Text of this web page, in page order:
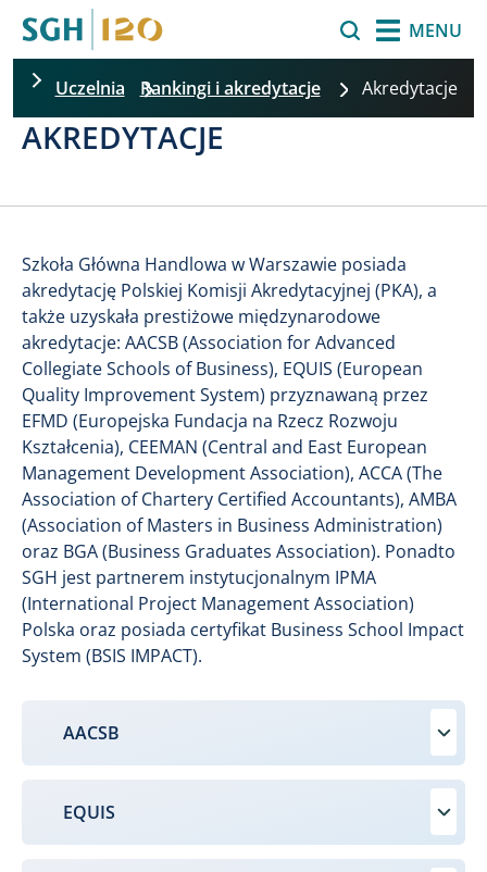
MENU
Uczelnia Rankingi i akredytacje Akredytacje
AKREDYTACJE
Szkoła Główna Handlowa w Warszawie posiada
akredytację Polskiej Komisji Akredytacyjnej (PKA), a
także uzyskała prestiżowe międzynarodowe
akredytacje: AACSB (Association for Advanced
Collegiate Schools of Business), EQUIS (European
Quality Improvement System) przyznawaną przez
EFMD (Europejska Fundacja na Rzecz Rozwoju
Kształcenia), CEEMAN (Central and East European
Management Development Association), ACCA (The
Association of Chartery Certified Accountants), AMBA
(Association of Masters in Business Administration)
oraz BGA (Business Graduates Association). Ponadto
SGH jest partnerem instytucjonalnym IPMA
(International Project Management Association)
Polska oraz posiada certyfikat Business School Impact
System (BSIS IMPACT).
AACSB
EQUIS